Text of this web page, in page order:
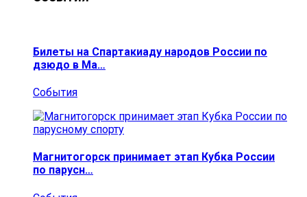
Билеты на Спартакиаду народов России по
дзюдо в Ма…
События
Магнитогорск принимает этап Кубка России
по парусн…